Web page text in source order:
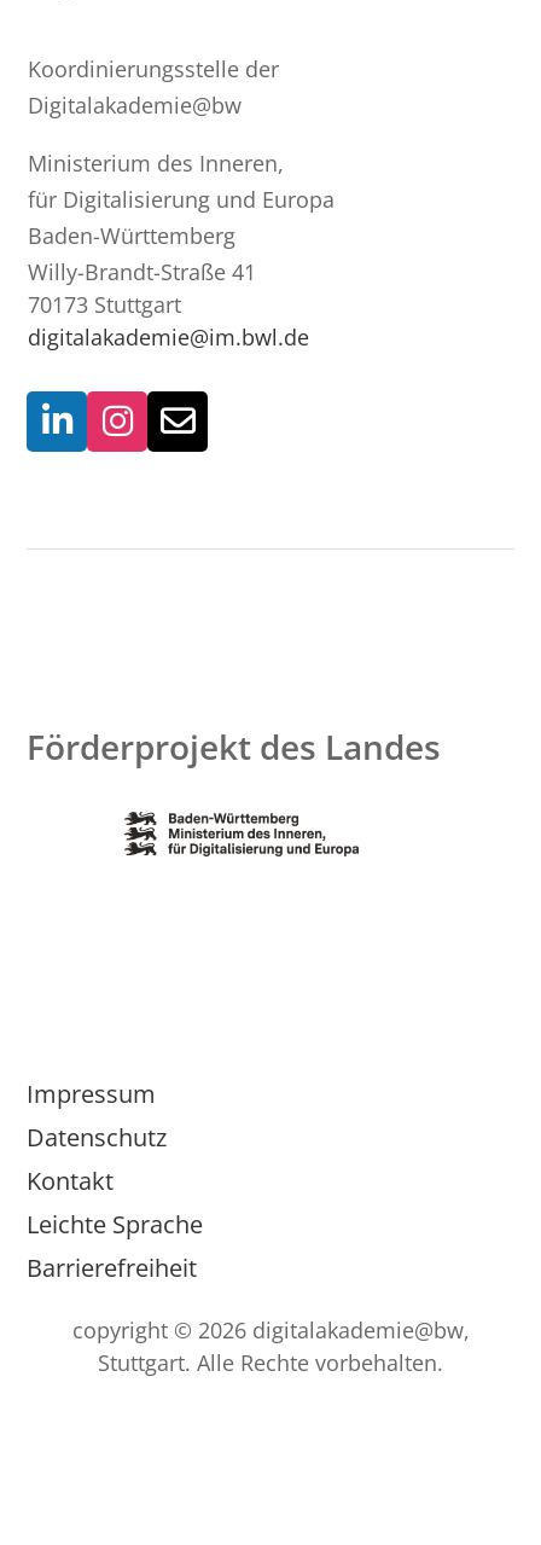
Koordinierungsstelle der
Digitalakademie@bw
Ministerium des Inneren,
für Digitalisierung und Europa
Baden-Württemberg
Willy-Brandt-Straße 41
70173 Stuttgart
digitalakademie@im.bwl.de
Förderprojekt des Landes
Impressum
Datenschutz
Kontakt
Leichte Sprache
Barrierefreiheit
copyright © 2026 digitalakademie@bw,
Stuttgart. Alle Rechte vorbehalten.